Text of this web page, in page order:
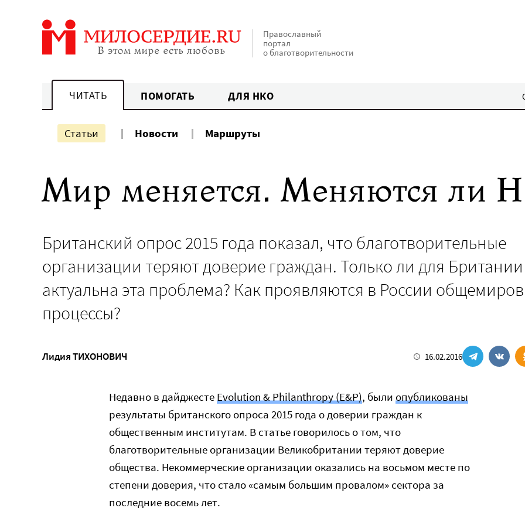
Православный
портал
о благотворительности
ЧИТАТЬ ПОМОГАТЬ ДЛЯ НКО
Статьи Новости Маршруты
Мир меняется. Меняются ли
Британский опрос 2015 года показал, что благотворительные
организации теряют доверие граждан. Только ли для Британии
актуальна эта проблема? Как проявляются в России
процессы?
Лидия ТИХОНОВИЧ 16.02.2016
Недавно в дайджестеEvolution & Philanthropy (E&P), были опубликованы
результаты британского опроса 2015 года о доверии граждан к
общественным институтам. В статье говорилось о том, что
благотворительные организации Великобритании теряют доверие
общества. Некоммерческие организации оказались на восьмом месте по
степени доверия, что стало «самым большим провалом» сектора за
последние восемь лет.